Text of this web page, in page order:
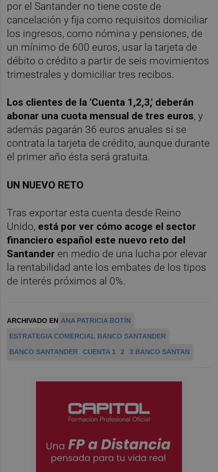
por el Santander no tiene coste de
cancelación y fija como requisitos domiciliar
los ingresos, como nómina y pensiones, de
un mínimo de 600 euros, usar la tarjeta de
débito o crédito a partir de seis movimientos
trimestrales y domiciliar tres recibos.
Los clientes de la 'Cuenta 1,2,3,' deberán
abonar una cuota mensual de tres euros, y
además pagarán 36 euros anuales si se
contrata la tarjeta de crédito, aunque durante
el primer año ésta será gratuita.
UN NUEVO RETO
Tras exportar esta cuenta desde Reino
Unido, está por ver cómo acoge el sector
financiero español este nuevo reto del
Santander en medio de una lucha por elevar
la rentabilidad ante los embates de los tipos
de interés próximos al 0%.
ARCHIVADO EN ANA PATRICIA BOTÍN
ESTRATEGIA COMERCIAL BANCO SANTANDER
BANCO SANTANDER
CUENTA 1 2 3 BANCO SANTAN